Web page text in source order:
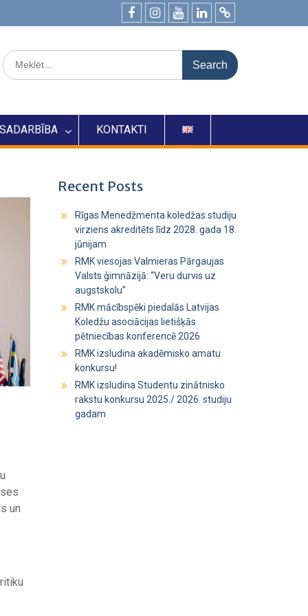
SADARBĪBA KONTAKTI
un
Recent Posts
Rīgas Menedžmenta koledžas studiju
virziens akreditēts līdz 2028. gada 18.
jūnijam
RMK viesojas Valmieras Pārgaujas
Valsts ģimnāzijā: “Veru durvis uz
augstskolu”
RMK mācībspēki piedalās Latvijas
Koledžu asociācijas lietišķās
pētniecības konferencē 2026
RMK izsludina akadēmisko amatu
konkursu!
RMK izsludina Studentu zinātnisko
rakstu konkursu 2025./ 2026. studiju
gadam